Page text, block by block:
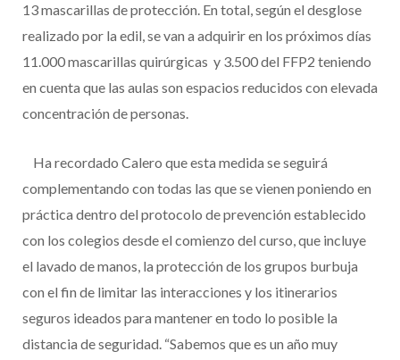
13 mascarillas de protección. En total, según el desglose
realizado por la edil, se van a adquirir en los próximos días
11.000 mascarillas quirúrgicas y 3.500 del FFP2 teniendo
en cuenta que las aulas son espacios reducidos con elevada
concentración de personas.
Ha recordado Calero que esta medida se seguirá
complementando con todas las que se vienen poniendo en
práctica dentro del protocolo de prevención establecido
con los colegios desde el comienzo del curso, que incluye
el lavado de manos, la protección de los grupos burbuja
con el fin de limitar las interacciones y los itinerarios
seguros ideados para mantener en todo lo posible la
distancia de seguridad. “Sabemos que es un año muy